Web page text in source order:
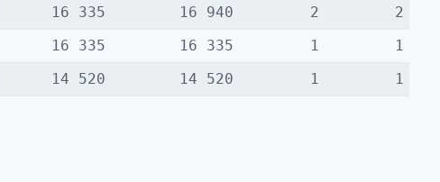
16 335 16 940 2 2
16 335 16 335 1 1
14 520 14 520 1 1